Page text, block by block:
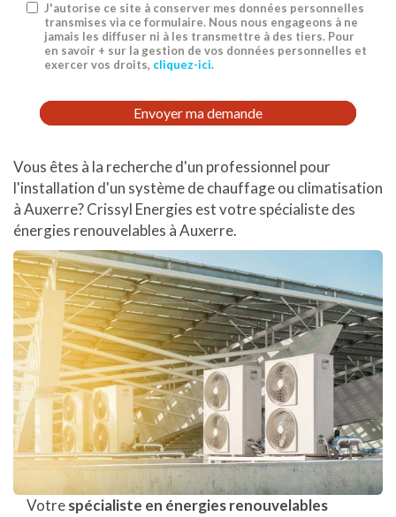
J'autorise ce site à conserver mes données personnelles
transmises via ce formulaire. Nous nous engageons à ne
jamais les diffuser ni à les transmettre à des tiers. Pour
en savoir + sur la gestion de vos données personnelles et
exercer vos droits, cliquez-ici.
RGPD
Envoyer ma demande
Vous êtes à la recherche d'un professionnel pour
l'installation d'un système de chauffage ou climatisation
à Auxerre? Crissyl Energies est votre spécialiste des
énergies renouvelables à Auxerre.
Votrespécialiste en énergies renouvelables